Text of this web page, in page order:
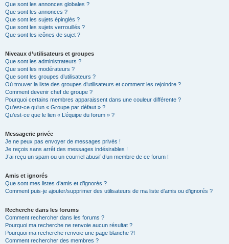
Que sont les annonces globales ?
Que sont les annonces ?
Que sont les sujets épinglés ?
Que sont les sujets verrouillés ?
Que sont les icônes de sujet ?
Niveaux d’utilisateurs et groupes
Que sont les administrateurs ?
Que sont les modérateurs ?
Que sont les groupes d’utilisateurs ?
Où trouver la liste des groupes d’utilisateurs et comment les rejoindre ?
Comment devenir chef de groupe ?
Pourquoi certains membres apparaissent dans une couleur différente ?
Qu’est-ce qu’un « Groupe par défaut » ?
Qu’est-ce que le lien « L’équipe du forum » ?
Messagerie privée
Je ne peux pas envoyer de messages privés !
Je reçois sans arrêt des messages indésirables !
J’ai reçu un spam ou un courriel abusif d’un membre de ce forum !
Amis et ignorés
Que sont mes listes d’amis et d’ignorés ?
Comment puis-je ajouter/supprimer des utilisateurs de ma liste d’amis ou d’ignorés ?
Recherche dans les forums
Comment rechercher dans les forums ?
Pourquoi ma recherche ne renvoie aucun résultat ?
Pourquoi ma recherche renvoie une page blanche ?!
Comment rechercher des membres ?